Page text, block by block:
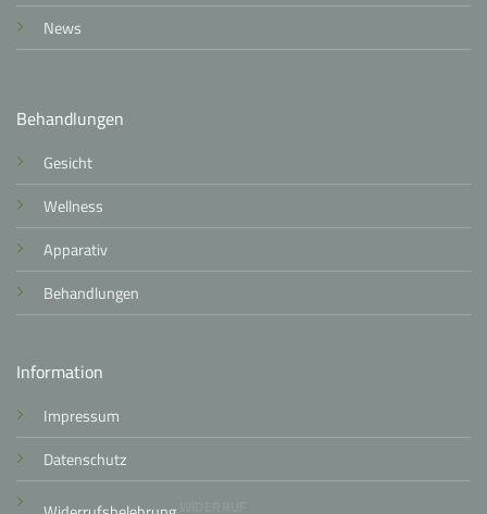
Behandlungen
Gesicht
Wellness
Apparativ
Behandlungen
Information
Impressum
Datenschutz
News